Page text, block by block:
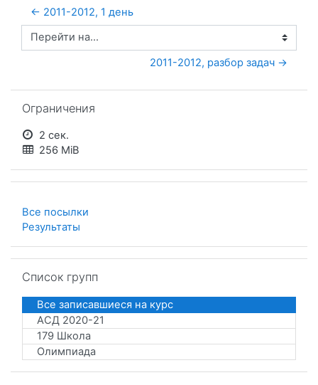
← 2011-2012, 1 день
Перейти на...
2011-2012, разбор задач →
Ограничения
2 сек.
256 MiB
Все посылки
Результаты
Список групп
Все записавшиеся на курс
АСД 2020-21
179 Школа
Олимпиада